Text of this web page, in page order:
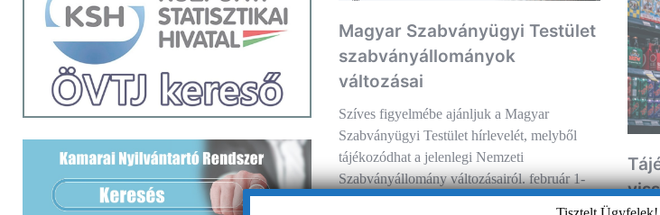
Magyar Szabványügyi Testület
szabványállományok
változásai
Szíves figyelmébe ajánljuk a Magyar
Szabványügyi Testület hírlevelét, melyből
tájékozódhat a jelenlegi Nemzeti
Szabványállomány változásairól. február 1-
jén 160 db új nemzeti…